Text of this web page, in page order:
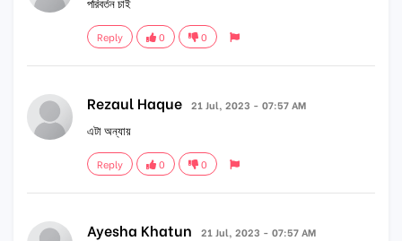
Reply 0 0
Rezaul Haque 21 Jul, 2023 - 07:57 AM
এটা অন্যায়
Reply 0 0
Ayesha Khatun 21 Jul, 2023 - 07:57 AM